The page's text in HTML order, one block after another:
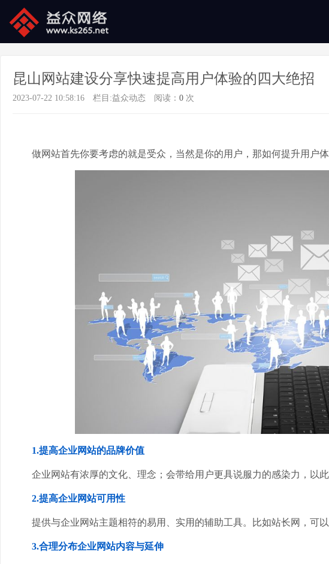
昆山网站建设分享快速提高用户体验的四大绝招
2023-07-22 10:58:16 栏目:益众动态 阅读： 0 次
做网站首先你要考虑的就是受众，当然是你的用户，那如何提升用户
1.提高企业网站的品牌价值
企业网站有浓厚的文化、理念；会带给用户更具说服力的感染力，以
2.提高企业网站可用性
提供与企业网站主题相符的易用、实用的辅助工具。比如站长网，可
3.合理分布企业网站内容与延伸